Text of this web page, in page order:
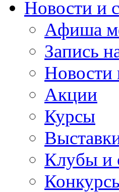
Новости и
Афиша
Запись
Новости
Акции
Курсы
Клубы и